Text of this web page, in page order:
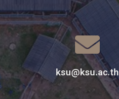
ksu@ksu.ac.th